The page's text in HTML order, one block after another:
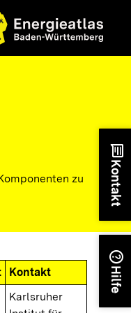
zu
Kontakt
Karlsruher
chat
Kontakt
help
Hilfe